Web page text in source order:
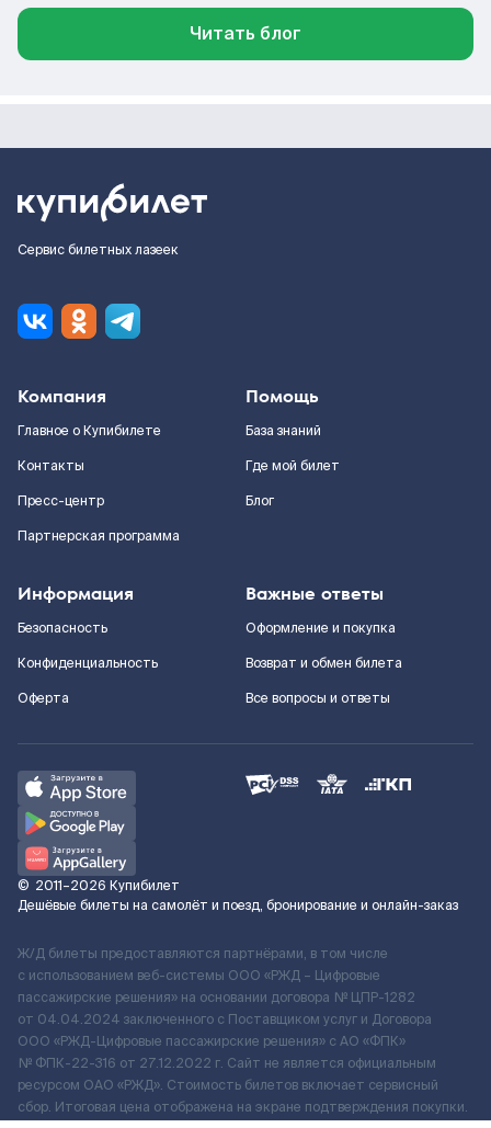
Читать блог
Сервис билетных лазеек
Компания
Главное о Купибилете
Контакты
Пресс-центр
Партнерская программа
Помощь
База знаний
Где мой билет
Блог
Информация
Безопасность
Конфиденциальность
Оферта
Важные ответы
Оформление и покупка
Возврат и обмен билета
Все вопросы и ответы
© 2011–2026 Купибилет
Дешёвые билеты на самолёт и поезд, бронирование и онлайн-заказ
Ж/Д билеты предоставляются партнёрами, в том числе
с использованием веб-системы ООО «РЖД – Цифровые
пассажирские решения» на основании договора № ЦПР-1282
от 04.04.2024 заключенного с Поставщиком услуг и Договора
ООО «РЖД-Цифровые пассажирские решения» c АО «ФПК»
№ ФПК-22-316 от 27.12.2022 г. Сайт не является официальным
ресурсом ОАО «РЖД». Стоимость билетов включает сервисный
сбор. Итоговая цена отображена на экране подтверждения покупки.